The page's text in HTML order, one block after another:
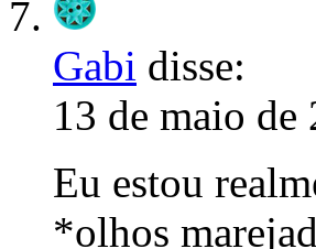
Gabi disse:
13 de maio de
Eu estou
*olhos